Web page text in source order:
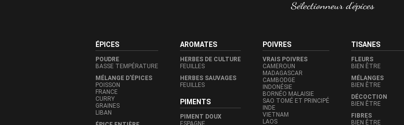
ÉPICES
POUDRE
BASSE TEMPÉRATURE
MÉLANGE D’ÉPICES
POISSON
FRANCE
CURRY
GRAINES
LIBAN
AROMATES
HERBES DE CULTURE
FEUILLES
HERBES SAUVAGES
FEUILLES
PIMENTS
PIMENT DOUX
ESPAGNE
POIVRES
VRAIS POIVRES
CAMEROUN
MADAGASCAR
CAMBODGE
INDONÉSIE
BORNÉO MALAISIE
SAO TOMÉ ET PRINCIPÉ
INDE
VIETNAM
LAOS
TISANES
FLEURS
BIEN ÊTRE
MÉLANGES
BIEN ÊTRE
DÉCOCTION
BIEN ÊTRE
FIBRES
BIEN ÊTRE